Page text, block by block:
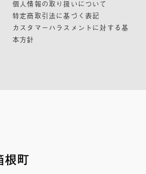
個人情報の取り扱いについて
特定商取引法に基づく表記
カスタマーハラスメントに対する基
本方針
町